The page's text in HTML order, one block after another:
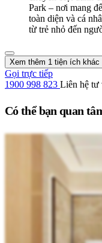
Park – nơi mang
toàn diện và cá
từ trẻ nhỏ đến
Xem thêm 1 tiện ích khác
Gọi trực tiếp
1900 998 823 Liên hệ tư
Có thể bạn quan